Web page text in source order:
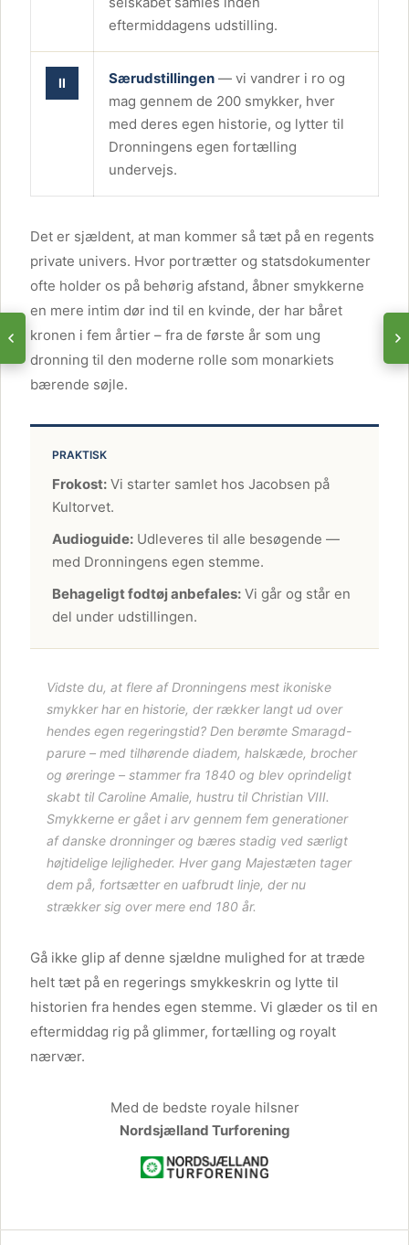
eftermiddagens udstilling.
II Særudstillingen — vi vandrer i ro og
mag gennem de 200 smykker, hver
med deres egen historie, og lytter til
Dronningens egen fortælling
undervejs.
Det er sjældent, at man kommer så tæt på en regents
private univers. Hvor portrætter og statsdokumenter
ofte holder os på behørig afstand, åbner smykkerne
en mere intim dør ind til en kvinde, der har båret
kronen i fem årtier – fra de første år som ung
dronning til den moderne rolle som monarkiets
bærende søjle.
PRAKTISK
Frokost: Vi starter samlet hos Jacobsen på
Kultorvet.
Audioguide: Udleveres til alle besøgende —
med Dronningens egen stemme.
Behageligt fodtøj anbefales: Vi går og står en
del under udstillingen.
Vidste du, at flere af Dronningens mest ikoniske
smykker har en historie, der rækker langt ud over
hendes egen regeringstid? Den berømte Smaragd-
parure – med tilhørende diadem, halskæde, brocher
og øreringe – stammer fra 1840 og blev oprindeligt
skabt til Caroline Amalie, hustru til Christian VIII.
Smykkerne er gået i arv gennem fem generationer
af danske dronninger og bæres stadig ved særligt
højtidelige lejligheder. Hver gang Majestæten tager
dem på, fortsætter en uafbrudt linje, der nu
strækker sig over mere end 180 år.
Gå ikke glip af denne sjældne mulighed for at træde
helt tæt på en regerings smykkeskrin og lytte til
historien fra hendes egen stemme. Vi glæder os til en
eftermiddag rig på glimmer, fortælling og royalt
nærvær.
Med de bedste royale hilsner
Nordsjælland Turforening